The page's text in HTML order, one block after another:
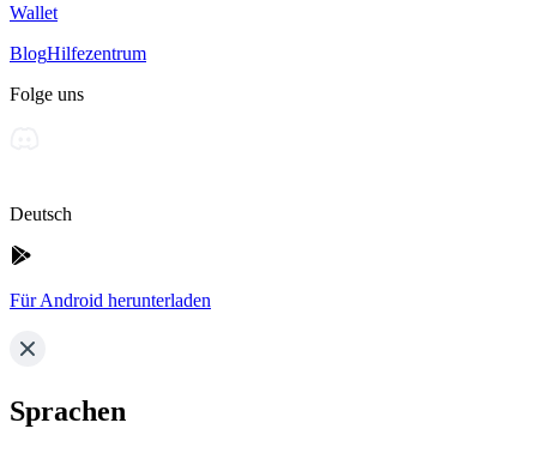
Wallet
BlogHilfezentrum
Folge uns
Deutsch
Für Android herunterladen
Sprachen